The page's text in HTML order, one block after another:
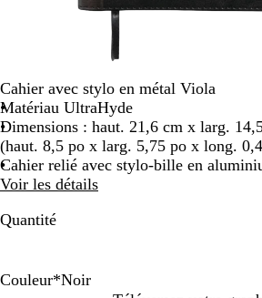
Cahier avec stylo en métal Viola
Matériau UltraHyde
Dimensions : haut. 21,6 cm x larg.
(haut. 8,5 po x larg. 5,75 po x long.
Cahier relié avec stylo-bille en
Voir les détails
Quantité
Couleur*Noir